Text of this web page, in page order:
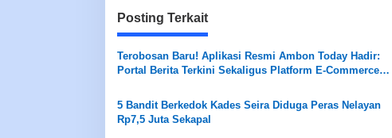
Posting Terkait
Terobosan Baru! Aplikasi Resmi Ambon Today Hadir:
Portal Berita Terkini Sekaligus Platform E-Commerce
5 Bandit Berkedok Kades Seira Diduga Peras Nelayan
Rp7,5 Juta Sekapal